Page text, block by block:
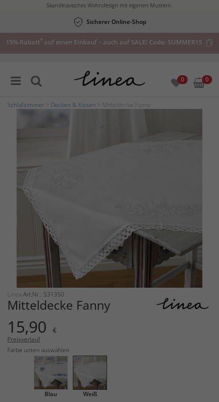
Skandinavisches Wohndesign mit eigenen Mustern.
Sicherer Online-Shop
15% Rabatt* auf einen Einkauf – auch auf SALE! Code: SUMMER15
0 0
Schlafzimmer Decken & Kissen > Mitteldecke Fanny
Linea Art.Nr.: 531350
Mitteldecke Fanny
15,90 €
Preisverlauf
Farbe unten auswählen
Blau Weiß